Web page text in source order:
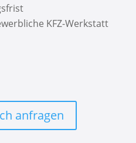
KFZ-Werkstatt
anfragen